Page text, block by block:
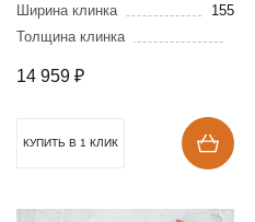
Ширина клинка
155
Толщина клинка
14 959 ₽
КУПИТЬ В 1 КЛИК